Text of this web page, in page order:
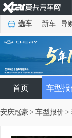
选车 新车 导
首页 车型报
安庆冠豪 > 车型报价 >